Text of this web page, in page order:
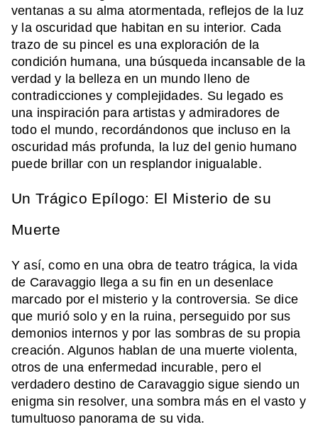
ventanas a su alma atormentada, reflejos de la luz
y la oscuridad que habitan en su interior. Cada
trazo de su pincel es una exploración de la
condición humana, una búsqueda incansable de la
verdad y la belleza en un mundo lleno de
contradicciones y complejidades. Su legado es
una inspiración para artistas y admiradores de
todo el mundo, recordándonos que incluso en la
oscuridad más profunda, la luz del genio humano
puede brillar con un resplandor inigualable.
Un Trágico Epílogo: El Misterio de su
Muerte
Y así, como en una obra de teatro trágica, la vida
de Caravaggio llega a su fin en un desenlace
marcado por el misterio y la controversia. Se dice
que murió solo y en la ruina, perseguido por sus
demonios internos y por las sombras de su propia
creación. Algunos hablan de una muerte violenta,
otros de una enfermedad incurable, pero el
verdadero destino de Caravaggio sigue siendo un
enigma sin resolver, una sombra más en el vasto y
tumultuoso panorama de su vida.